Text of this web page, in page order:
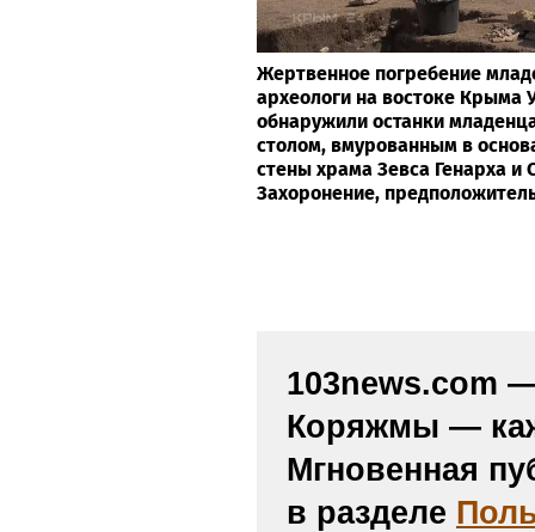
Жертвенное погребение
археологи на востоке Крыма
обнаружили останки
столом, вмурованным в
стены храма Зевса Генарха и
Захоронение,
103news.com
Коряжмы —
Мгновенная
в разделе